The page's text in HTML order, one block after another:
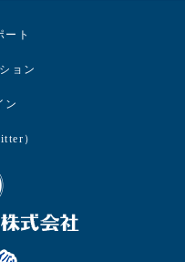
ート
ョン
ン
）